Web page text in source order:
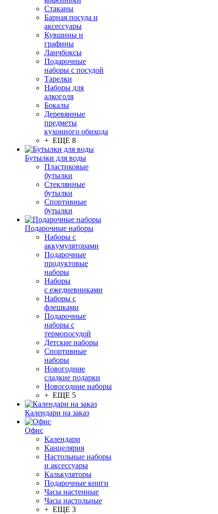
Стаканы
Барная посуда и
аксессуары
Кувшины и
графины
Ланчбоксы
Подарочные
наборы с посудой
Тарелки
Наборы для
алкоголя
Бокалы
Деревянные
предметы
кухонного обихода
+ ЕЩЕ 8
Бутылки для воды
Пластиковые
бутылки
Стеклянные
бутылки
Спортивные
бутылки
Подарочные наборы
Наборы с
аккумуляторами
Подарочные
продуктовые
наборы
Наборы
с ежедневниками
Наборы с
флешками
Подарочные
наборы с
термопосудой
Детские наборы
Спортивные
наборы
Новогодние
сладкие подарки
Новогодние наборы
+ ЕЩЕ 5
Календари на заказ
Офис
Календари
Канцелярия
Настольные наборы
и аксессуары
Калькуляторы
Подарочные книги
Часы настенные
Часы настольные
+ ЕЩЕ 3